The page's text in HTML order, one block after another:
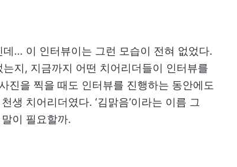
… 이 인터뷰이는 그런 모습이 전혀 없었다.
지, 지금까지 어떤 치어리더들이 인터뷰를
진을 찍을 때도 인터뷰를 진행하는 동안에도
생 치어리더였다. ‘김맑음’이라는 이름 그
이 필요할까.